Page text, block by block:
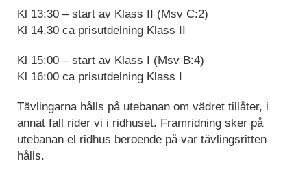
Kl 13:30 – start av Klass II (Msv C:2)
Kl 14.30 ca prisutdelning Klass II
Kl 15:00 – start av Klass I (Msv B:4)
Kl 16:00 ca prisutdelning Klass I
Tävlingarna hålls på utebanan om vädret tillåter, i
annat fall rider vi i ridhuset. Framridning sker på
utebanan el ridhus beroende på var tävlingsritten
hålls.